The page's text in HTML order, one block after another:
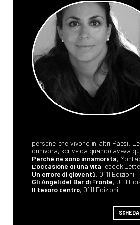
persone che vivono in altri Paesi.
onnivora, scrive da quando aveva
Perché ne sono innamorata,
L’occasione di una vita, ebook
Un errore di gioventù, 0111 Edizioni
Gli Angeli del Bar di Fronte, 0111
Il tesoro dentro, 0111 Edizioni.